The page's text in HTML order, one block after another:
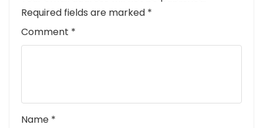
Required fields are marked *
Comment *
Name *